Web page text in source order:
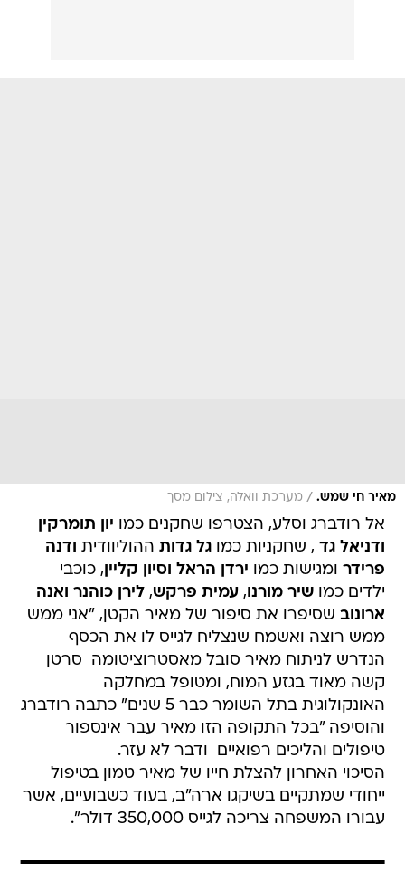
מאיר חי שמש. / מערכת וואלה, צילום מסך
אל רודברג וסלע, הצטרפו שחקנים כמו יון תומרקין
ודניאל גד , שחקניות כמוגל גדות ההוליוודית ודנה
פרידר ומגישות כמו ירדן הראל וסיון קליין, כוכבי
ילדים כמושיר מורנו,עמית פרקש,לירן כוהנר ואנה
ארונוב שסיפרו את סיפור של מאיר הקטן, "אני ממש
ממש רוצה ואשמח שנצליח לגייס לו את הכסף
הנדרש לניתוח מאיר סובל מאסטרוציטומה  סרטן
קשה מאוד בגזע המוח, ומטופל במחלקה
האונקולוגית בתל השומר כבר 5 שנים" כתבה רודברג
והוסיפה "בכל התקופה הזו מאיר עבר אינספור
טיפולים והליכים רפואיים  ודבר לא עזר.
הסיכוי האחרון להצלת חייו של מאיר טמון בטיפול
ייחודי שמתקיים בשיקגו ארה"ב, בעוד כשבועיים, אשר
עבורו המשפחה צריכה לגייס 350,000 דולר".